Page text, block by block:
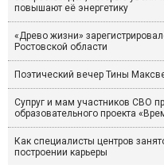
повышают её энергетику
«Древо жизни»
Ростовской области
Поэтический вечер Тины
Супруг и мам участников СВО
образовательного проекта
Как специалисты центров
построении карьеры